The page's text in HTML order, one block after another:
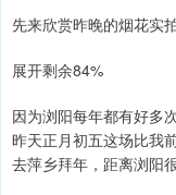
先来欣赏昨晚的烟花实
展开剩余84%
因为浏阳每年都有好多
昨天正月初五这场比我
去萍乡拜年，距离浏阳很